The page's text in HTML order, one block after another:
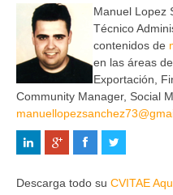
Manuel Lopez
Técnico
contenidos de
en las áreas
Exportación,
Community Manager, Social
Descarga todo su CVITAE